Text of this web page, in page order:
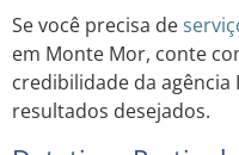
Se você precisa de
em Monte Mor, conte
credibilidade da
resultados desejados.